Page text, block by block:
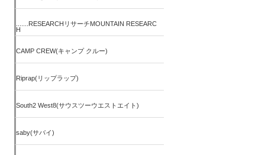
.......RESEARCHリサーチMOUNTAIN RESEARC
H
CAMP CREW(キャンプ クルー)
Riprap(リップラップ)
South2 West8(サウスツーウエストエイト)
saby(サバイ)